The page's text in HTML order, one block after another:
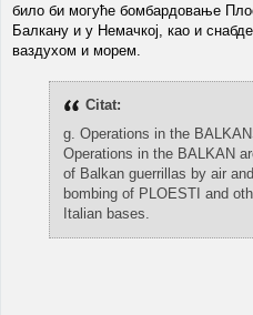
било би могуће бомбардовање
Балкану и у Немачкој, као и
ваздухом и морем.
Citat:
g. Operations in the
Operations in the BALKAN
of Balkan guerrillas by air
bombing of PLOESTI and
Italian bases.